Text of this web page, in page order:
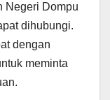
Negeri Dompu
dihubungi.
dengan
meminta